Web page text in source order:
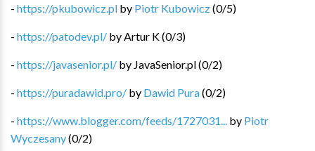
- https://pkubowicz.pl by Piotr Kubowicz(0/5)
- https://patodev.pl/ by Artur K(0/3)
- https://javasenior.pl/ by JavaSenior.pl(0/2)
- https://puradawid.pro/ by Dawid Pura(0/2)
- https://www.blogger.com/feeds/1727031... by Piotr
Wyczesany(0/2)